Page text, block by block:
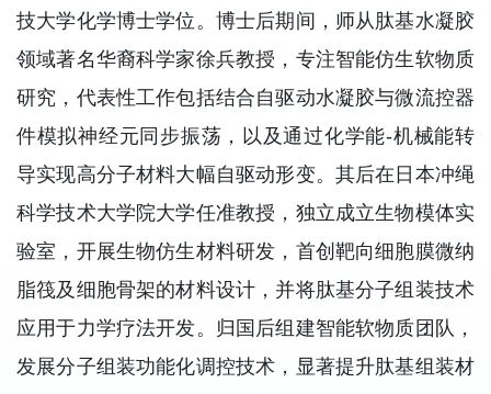
技大学化学博士学位。博士后期间，师从肽基水凝胶
领域著名华裔科学家徐兵教授，专注智能仿生软物质
研究，代表性工作包括结合自驱动水凝胶与微流控器
件模拟神经元同步振荡，以及通过化学能-机械能转
导实现高分子材料大幅自驱动形变。其后在日本冲绳
科学技术大学院大学任准教授，独立成立生物模体实
验室，开展生物仿生材料研发，首创靶向细胞膜微纳
脂筏及细胞骨架的材料设计，并将肽基分子组装技术
应用于力学疗法开发。归国后组建智能软物质团队，
发展分子组装功能化调控技术，显著提升肽基组装材